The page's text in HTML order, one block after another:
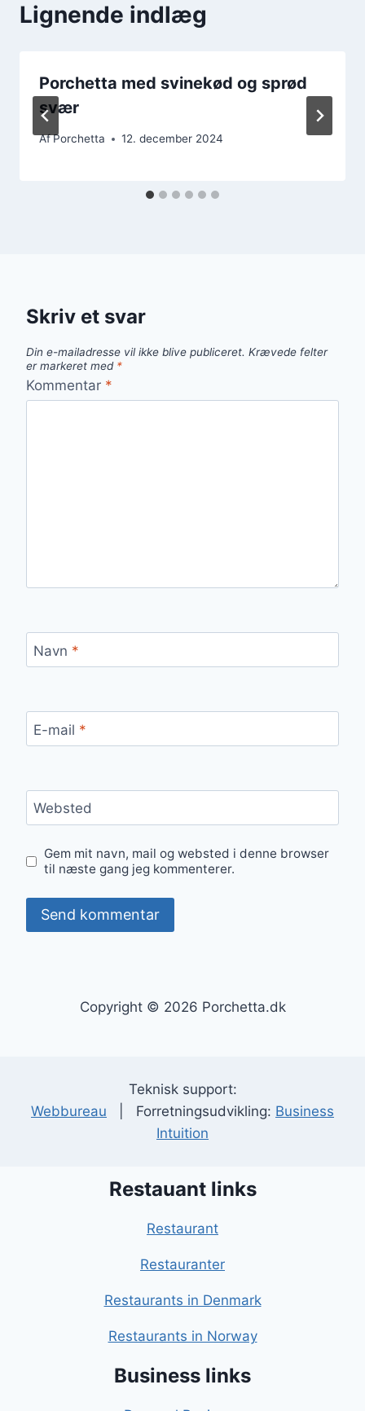
Lignende indlæg
Porchetta med svinekød og sprød
svær
AfPorchetta 12. december 2024
Skriv et svar
Din e-mailadresse vil ikke blive publiceret. Krævede felter
er markeret med *
Kommentar *
Navn *
E-mail *
Websted
Gem mit navn, mail og websted i denne browser
til næste gang jeg kommenterer.
Copyright © 2026 Porchetta.dk
Teknisk support:
Webbureau | Forretningsudvikling: Business
Intuition
Restauant links
Restaurant
Restauranter
Restaurants in Denmark
Restaurants in Norway
Business links